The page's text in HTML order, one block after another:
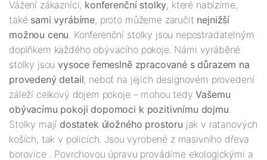
Vážení zákazníci, konferenční stolky, které nabízíme,
také sami vyrábíme, proto můžeme zaručit nejnižší
možnou cenu. Konferenční stolky jsou nepostradatelným
doplňkem každého obývacího pokoje. Námi vyráběné
stolky jsouvysoce řemeslně zpracované s důrazem na
provedený detail, neboť na jejich designovém provedení
záleží celkový dojem pokoje – mohou tedyVašemu
obývacímu pokoji dopomoci k pozitivnímu dojmu.
Stolky mají dostatek úložného prostoru jak v ratanových
koších, tak v policích. Jsou vyrobené z masivního dřeva
borovice . Povrchovou úpravu provádíme ekologickými a